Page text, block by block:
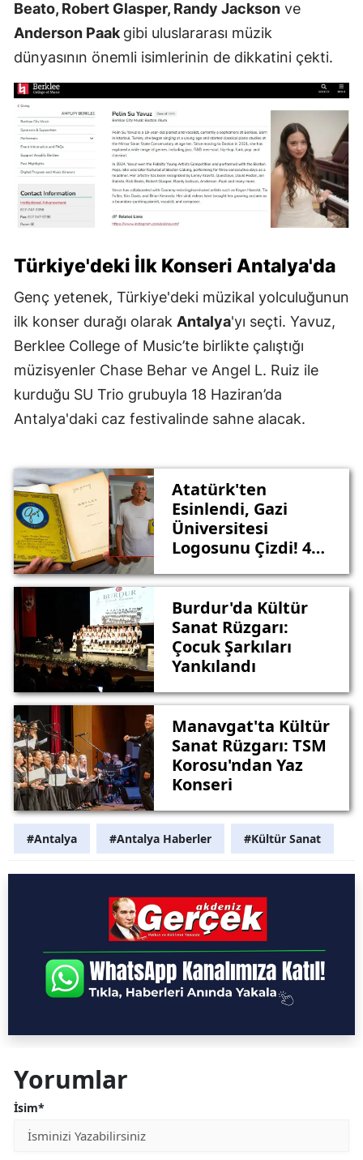
Beato, Robert Glasper, Randy Jackson ve
Anderson Paakgibi uluslararası müzik
dünyasının önemli isimlerinin de dikkatini çekti.
Türkiye'deki İlk Konseri Antalya'da
Genç yetenek, Türkiye'deki müzikal yolculuğunun
ilk konser durağı olarak Antalya'yı seçti. Yavuz,
Berklee College of Music’te birlikte çalıştığı
müzisyenler Chase Behar ve Angel L. Ruiz ile
kurduğu SU Trio grubuyla 18 Haziran’da
Antalya'daki caz festivalinde sahne alacak.
Atatürk'ten
Esinlendi, Gazi
Üniversitesi
Logosunu Çizdi! 44
Antalya’dan Tescil
Başvurusu
Burdur'da Kültür
Sanat Rüzgarı:
Çocuk Şarkıları
Yankılandı
Manavgat'ta Kültür
Sanat Rüzgarı: TSM
Korosu'ndan Yaz
Konseri
#Antalya #Antalya Haberler #Kültür Sanat
Yorumlar
İsim*